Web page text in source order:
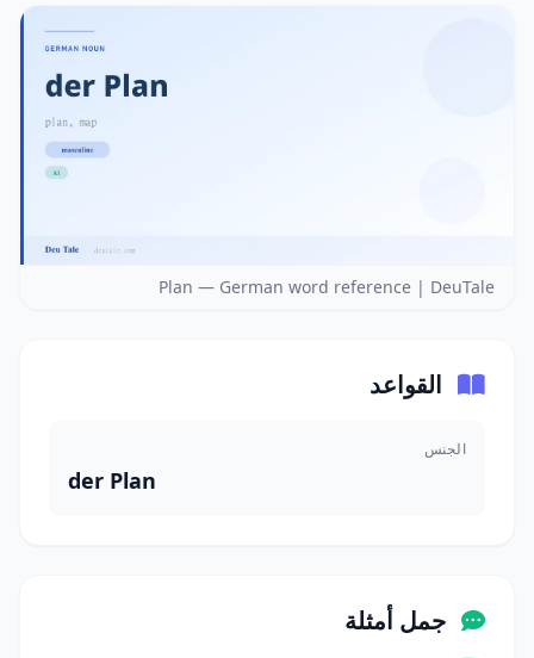
Plan — German word reference | DeuTale
القواعد
الجنس
der Plan
جمل أمثلة